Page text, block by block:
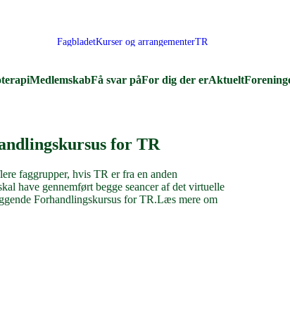
FagbladetKurser og arrangementerTR
MedlemskabFå svar påFor dig der erAktuelt
for TR
faggrupper, hvis TR er fra en anden
have gennemført begge seancer af det virtuelle
Forhandlingskursus for TR.Læs mere om